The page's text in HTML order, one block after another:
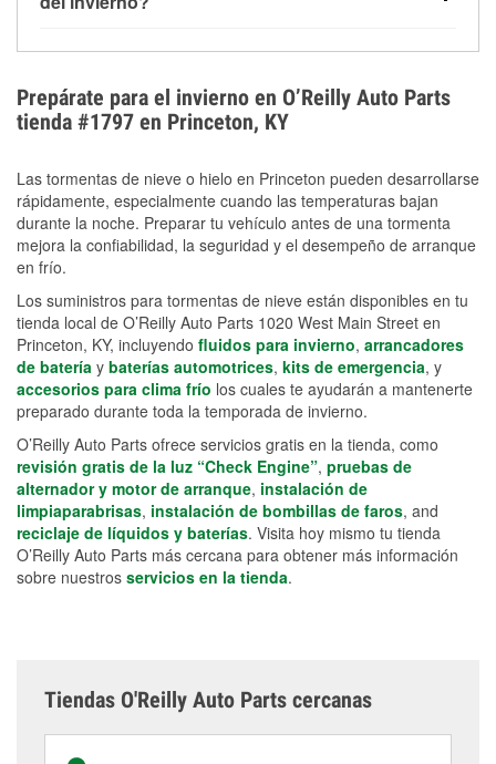
temperatura. Puedes obtener más información sobre
el sobrecalentamiento en condiciones de frío
extremo. Aprende cómo comprobar la protección
anticongelante en nuestra sección How-To.
Prepárate para el invierno en O’Reilly Auto Parts
tienda #1797 en Princeton, KY
Las tormentas de nieve o hielo en Princeton pueden desarrollarse
rápidamente, especialmente cuando las temperaturas bajan
durante la noche. Preparar tu vehículo antes de una tormenta
mejora la confiabilidad, la seguridad y el desempeño de arranque
en frío.
Los suministros para tormentas de nieve están disponibles en tu
tienda local de O’Reilly Auto Parts 1020 West Main Street en
Princeton, KY, incluyendo fluidos para invierno, arrancadores
de batería y baterías automotrices, kits de emergencia, y
accesorios para clima frío los cuales te ayudarán a mantenerte
preparado durante toda la temporada de invierno.
O’Reilly Auto Parts ofrece servicios gratis en la tienda, como
revisión gratis de la luz “Check Engine”, pruebas de
alternador y motor de arranque, instalación de
limpiaparabrisas, instalación de bombillas de faros, and
reciclaje de líquidos y baterías. Visita hoy mismo tu tienda
O’Reilly Auto Parts más cercana para obtener más información
sobre nuestros servicios en la tienda.
Tiendas O'Reilly Auto Parts cercanas